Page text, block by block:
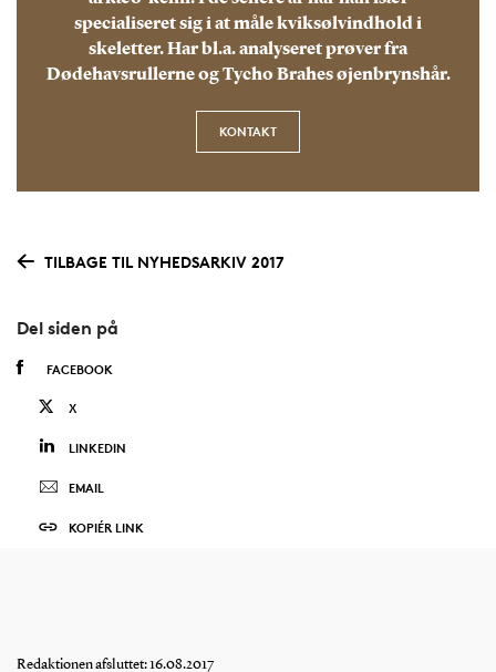
specialiseret sig i at måle kviksølvindhold i
skeletter. Har bl.a. analyseret prøver fra
Dødehavsrullerne og Tycho Brahes øjenbrynshår.
KONTAKT
TILBAGE TIL NYHEDSARKIV 2017
Del siden på
FACEBOOK
X
LINKEDIN
EMAIL
KOPIÉR LINK
Redaktionen afsluttet: 16.08.2017